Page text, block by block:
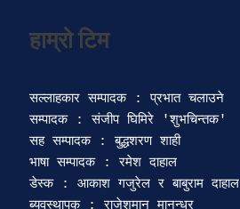
हाम्रो टिम
सल्लाहकार सम्पादक : प्रभात चलाउने
सम्पादक : संजीप घिमिरे 'शुभचिन्तक'
सह सम्पादक : बुद्धशरण शाही
भाषा सम्पादक : रमेश दाहाल
डेस्क : आकाश गजुरेल र बाबुराम दाहाल
ब्यवस्थापक : राजेशमान मानन्धर